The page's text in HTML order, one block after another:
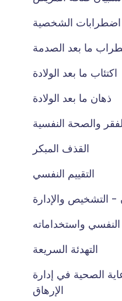
اضطرابات الشخصية
ما بعد الصدمة
اكتئاب ما بعد الولادة
ذهان ما بعد الولادة
والصحة النفسية
القذف المبكر
التقييم النفسي
- التشخيص والإدارة
النفسي واستخداماته
التهدئة السريعة
الصحية في إدارة
الإرهاق